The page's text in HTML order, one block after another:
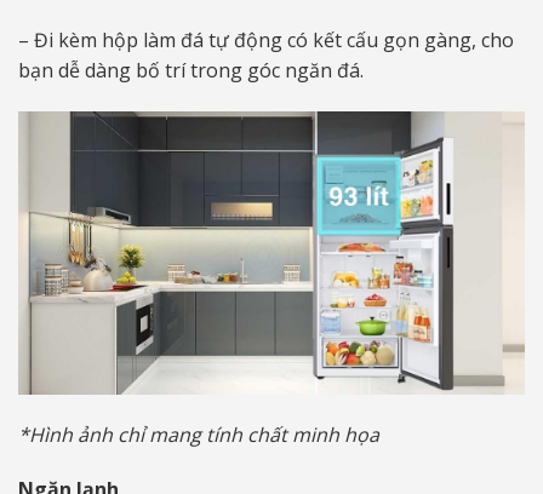
– Đi kèm hộp làm đá tự động có kết cấu gọn gàng, cho
bạn dễ dàng bố trí trong góc ngăn đá.
*Hình ảnh chỉ mang tính chất minh họa